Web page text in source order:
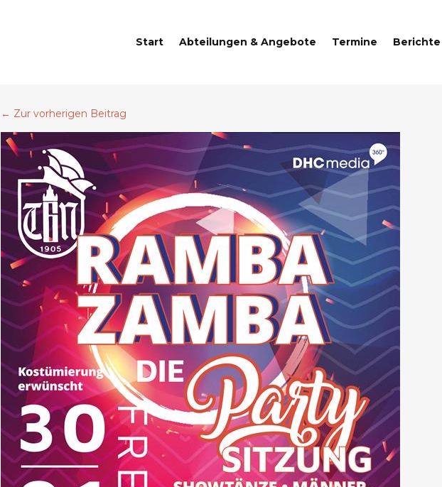
Start Abteilungen & Angebote Termine Berichte
← Zur vorherigen Beitrag